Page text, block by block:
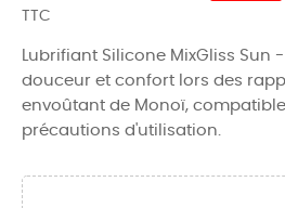
TTC
Lubrifiant Silicone MixGliss Sun
douceur et confort lors des
envoûtant de Monoï,
précautions d'utilisation.